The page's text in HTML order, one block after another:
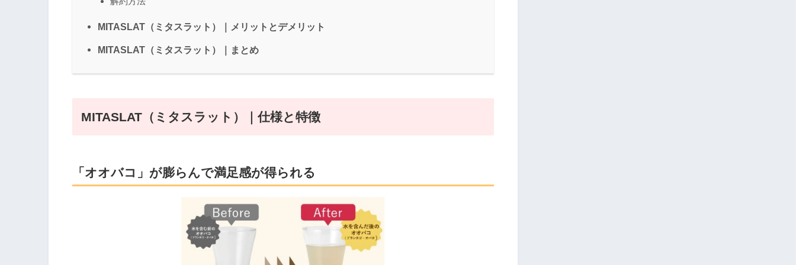
MITASLAT（ミタスラット）｜メリットとデメリット
MITASLAT（ミタスラット）｜まとめ
MITASLAT（ミタスラット）｜仕様と特徴
「オオバコ」が膨らんで満足感が得られる